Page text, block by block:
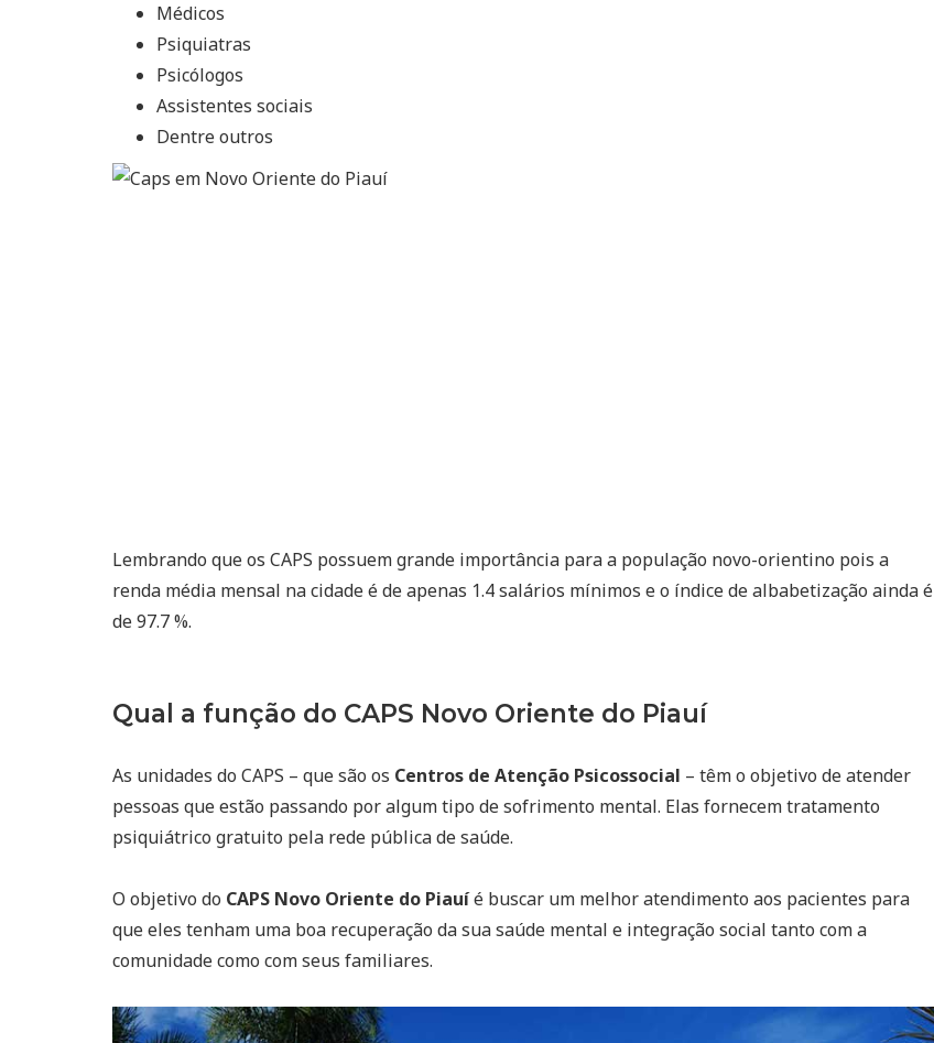
Médicos
Psiquiatras
Psicólogos
Assistentes sociais
Dentre outros
Lembrando que os CAPS possuem grande importância para a população novo-orientino pois a
renda média mensal na cidade é de apenas 1.4 salários mínimos e o índice de albabetização ainda é
de 97.7 %.
Qual a função do CAPS Novo Oriente do Piauí
As unidades do CAPS – que são os Centros de Atenção Psicossocial – têm o objetivo de atender
pessoas que estão passando por algum tipo de sofrimento mental. Elas fornecem tratamento
psiquiátrico gratuito pela rede pública de saúde.
O objetivo do CAPS Novo Oriente do Piauíé buscar um melhor atendimento aos pacientes para
que eles tenham uma boa recuperação da sua saúde mental e integração social tanto com a
comunidade como com seus familiares.